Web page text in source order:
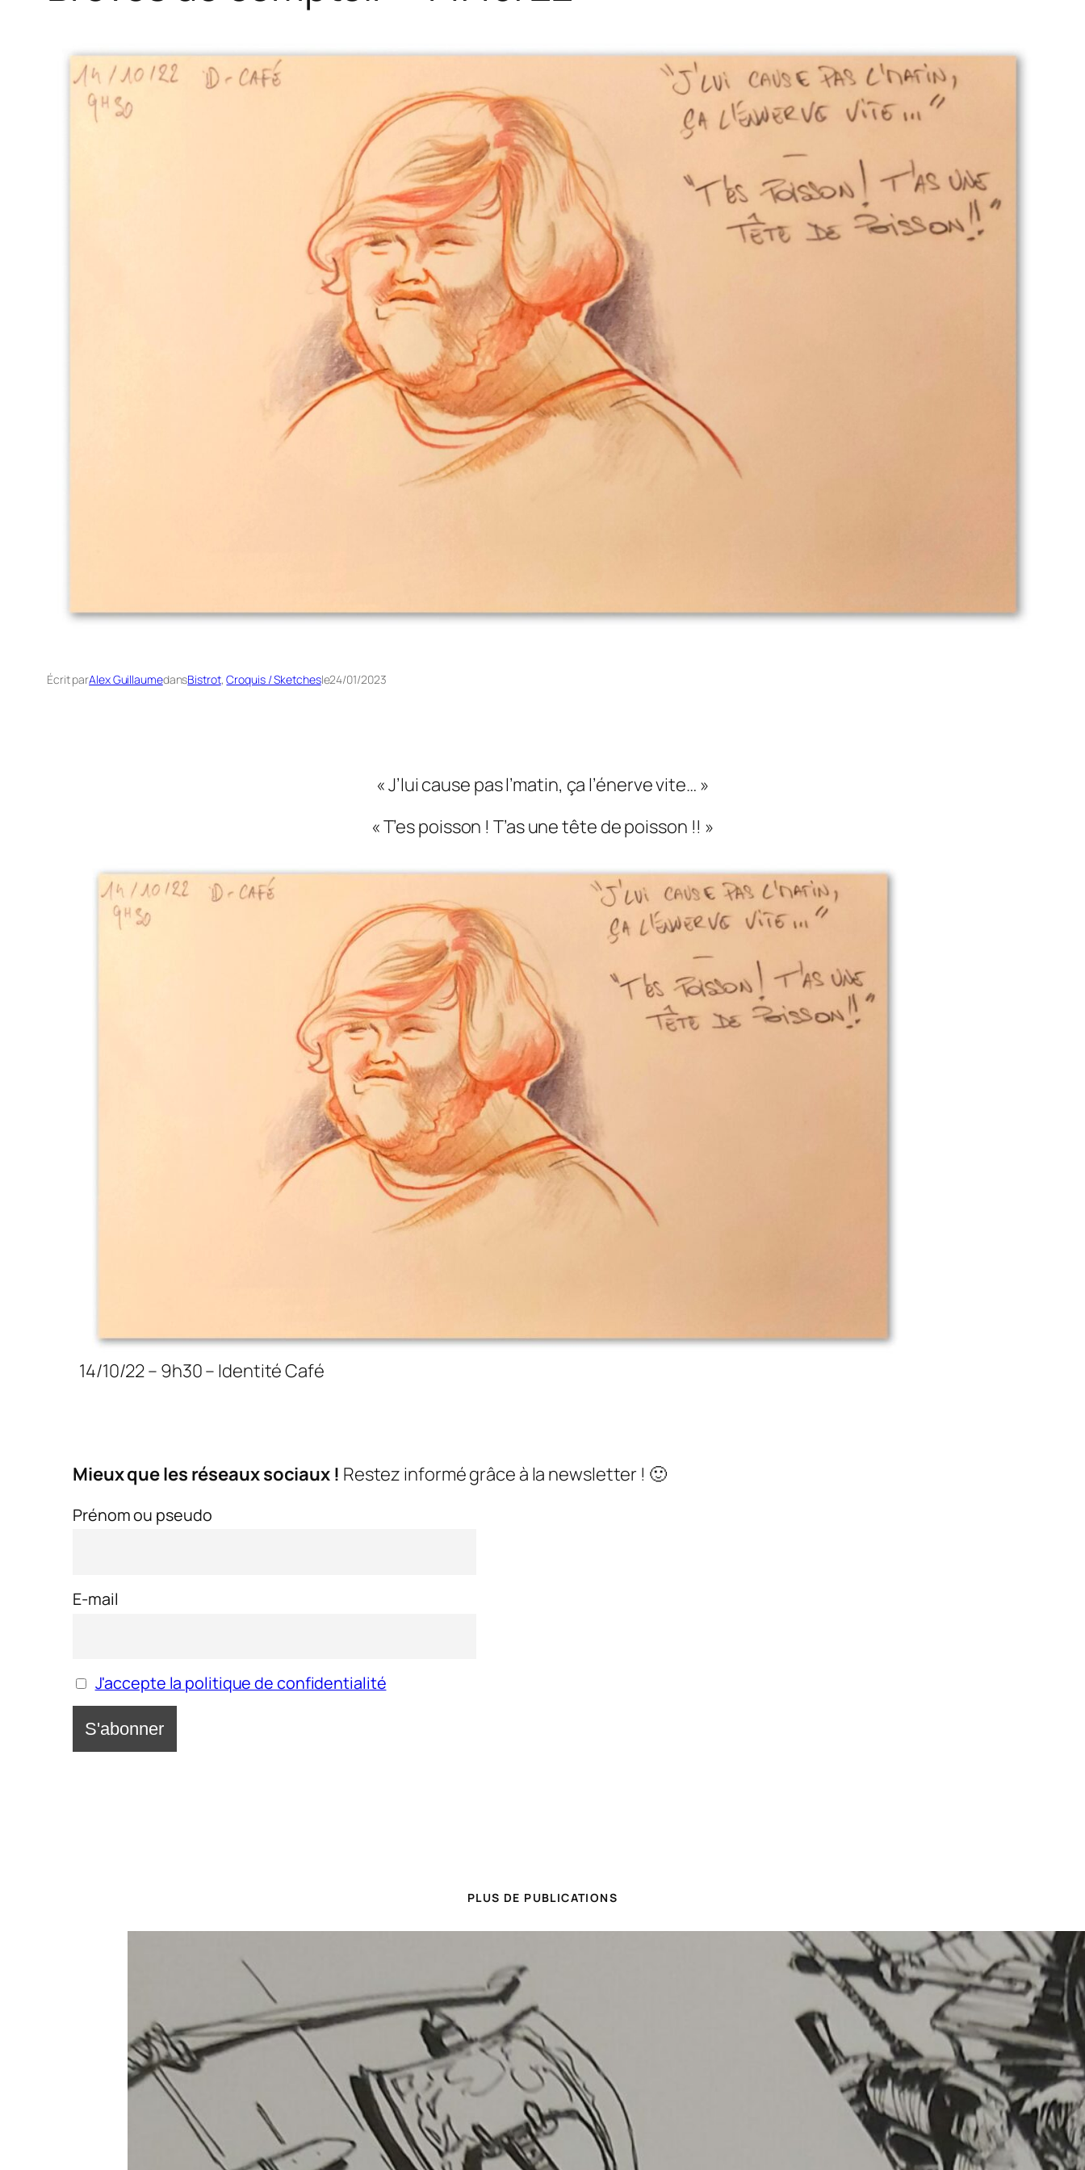
Écrit parAlex GuillaumedansBistrot, Croquis / Sketchesle24/01/2023
« J’lui cause pas l’matin, ça l’énerve vite… »
« T’es poisson ! T’as une tête de poisson !! »
14/10/22 – 9h30 – Identité Café
Mieux que les réseaux sociaux ! Restez informé grâce à la newsletter ! 🙂
Prénom ou pseudo
E-mail
J'accepte la politique de confidentialité
PLUS DE PUBLICATIONS